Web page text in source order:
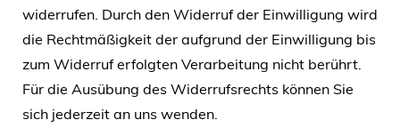
widerrufen. Durch den Widerruf der Einwilligung wird
die Rechtmäßigkeit der aufgrund der Einwilligung bis
zum Widerruf erfolgten Verarbeitung nicht berührt.
Für die Ausübung des Widerrufsrechts können Sie
sich jederzeit an uns wenden.